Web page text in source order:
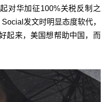
起对华加征100%关税反制之
发文时明显态度软代，
起来，美国想帮助中国，而